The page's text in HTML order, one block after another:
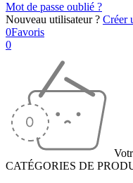
Mot de passe oublié ?
Nouveau utilisateur ? Créer
0Favoris
0
CATÉGORIES DE